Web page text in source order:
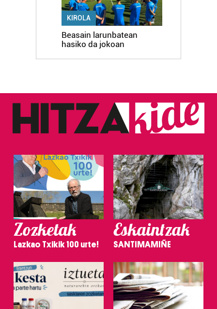
erabiltzen dituen hauta dezakezu.
Bazkide batzuek ez dizute baimenik eskatzen, eta beren
interes komertzial legitimoetan babesten dira. Ikusi gure
Lortu zure datu pertsonalak prozesatzeko moduari
buruzko informazio gehiago eta ezarri zure lehentasunak
datuen atalean. Edozein unetan alda edo ken dezakezu
Webgune honek cookie propioak eta hirugarrenen cookie-
fitxategiak erabiltzen ditu. Zure esperientzia eta
zerbitzuak hobetzeko asmoz, cookie teknologiaz
baliatzen gara. Ohar hau onartuz gero, teknologia hori
erabiltzeko baimen esplizitua ematen diguzu.Gehiago
irakurri
KIROLA
Beasain larunbatean
hasiko da jokoan
Zozketak
Lazkao Txikik 100 urte!
Eskaintzak
SANTIMAMIÑE